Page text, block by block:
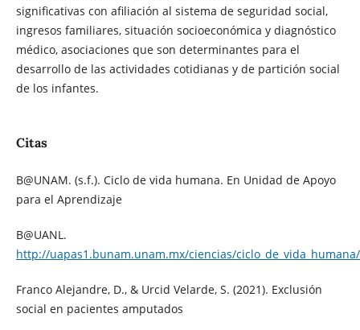
significativas con afiliación al sistema de seguridad social,
ingresos familiares, situación socioeconómica y diagnóstico
médico, asociaciones que son determinantes para el
desarrollo de las actividades cotidianas y de partición social
de los infantes.
Citas
B@UNAM. (s.f.). Ciclo de vida humana. En Unidad de Apoyo
para el Aprendizaje
B@UANL.
http://uapas1.bunam.unam.mx/ciencias/ciclo_de_vida_humana/
Franco Alejandre, D., & Urcid Velarde, S. (2021). Exclusión
social en pacientes amputados